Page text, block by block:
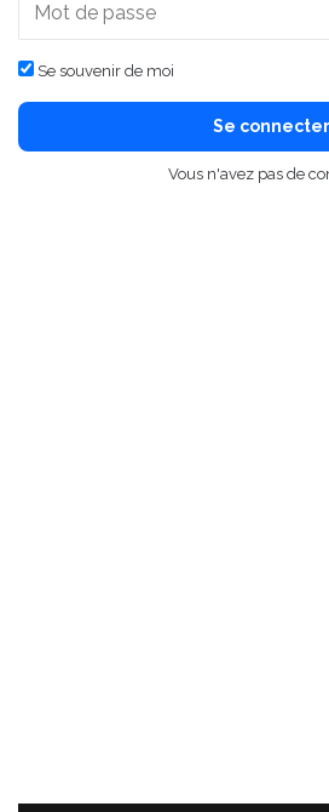
Se souvenir de moi
Se connecter
Vous n'avez pas de